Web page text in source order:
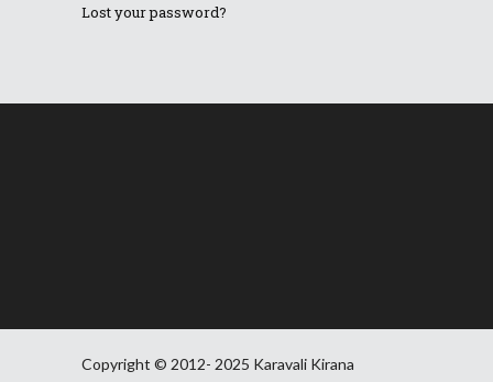
Lost your password?
Copyright © 2012- 2025 Karavali Kirana